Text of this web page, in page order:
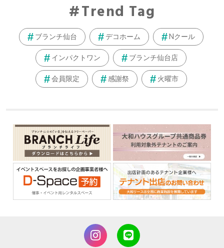
Trend Tag
ブランチ仙台 デコホーム Nクール
インパクトワン ブランチ仙台店
会員限定 感謝祭 火曜市